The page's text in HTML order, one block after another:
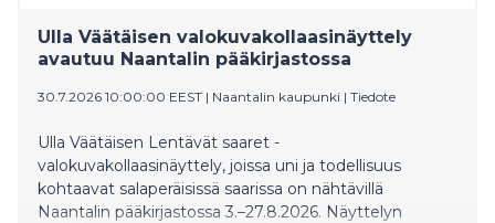
Ulla Väätäisen valokuvakollaasinäyttely
avautuu Naantalin pääkirjastossa
30.7.2026 10:00:00 EEST | Naantalin kaupunki | Tiedote
Ulla Väätäisen Lentävät saaret -
valokuvakollaasinäyttely, joissa uni ja todellisuus
kohtaavat salaperäisissä saarissa on nähtävillä
Naantalin pääkirjastossa 3.–27.8.2026. Näyttelyn